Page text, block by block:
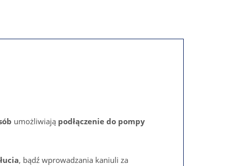
umożliwiają podłączenie do pompy
, bądź wprowadzania kaniuli za